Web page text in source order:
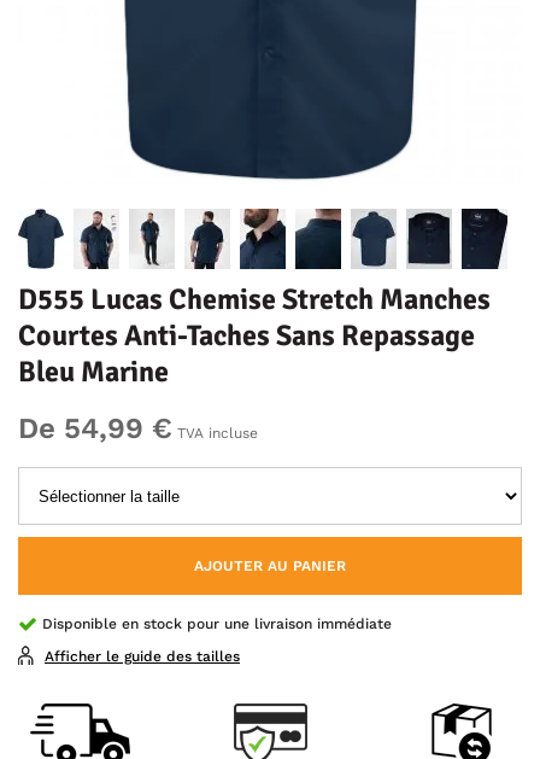
D555 Lucas Chemise Stretch Manches
Courtes Anti-Taches Sans Repassage
Bleu Marine
De 54,99 € TVA incluse
AJOUTER AU PANIER
Disponible en stock pour une livraison immédiate
Afficher le guide des tailles